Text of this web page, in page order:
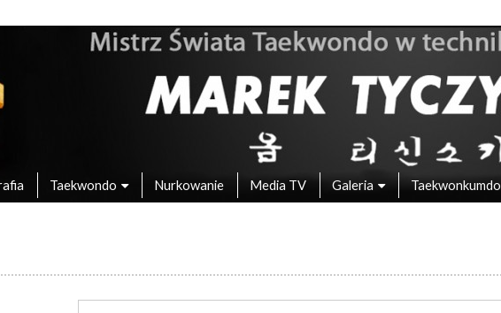
– Mistrz Świata w Taekwondo
Leszno
Taekwondo Nurkowanie Media TV Galeria Taekwonkumdo